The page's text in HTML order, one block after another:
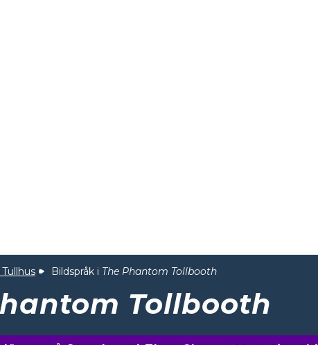
Bildspråk i The Phantom Tollbooth
Tollbooth